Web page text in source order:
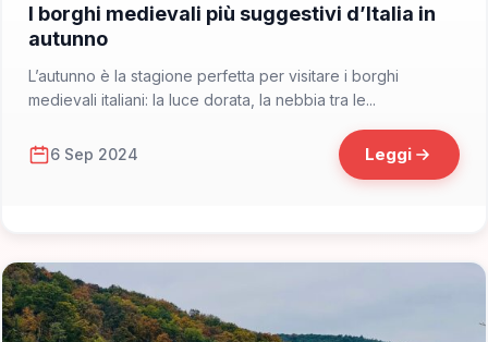
I borghi medievali più suggestivi d’Italia in
autunno
L’autunno è la stagione perfetta per visitare i borghi
medievali italiani: la luce dorata, la nebbia tra le...
6 Sep 2024 Leggi